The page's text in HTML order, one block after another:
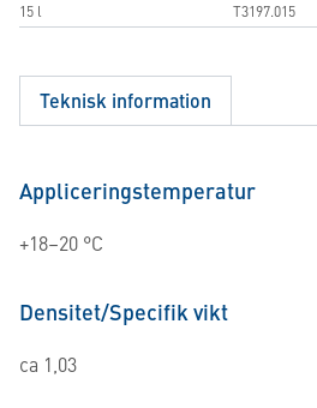
15 l
T3197.015
Teknisk information
Appliceringstemperatur
+18–20 °C
Densitet/Specifik vikt
ca 1,03